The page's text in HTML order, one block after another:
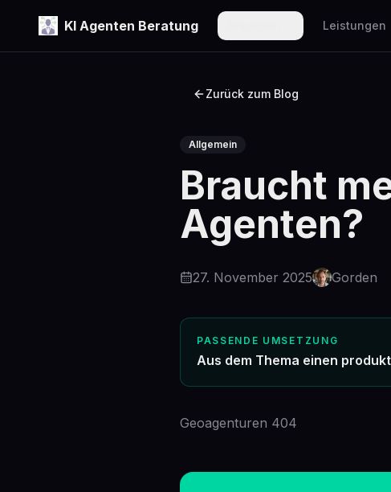
KI Agenten Beratung Leistungen
Zurück zum Blog
Allgemein
Braucht
Agenten?
27. November 2025 Gorden
PASSENDE UMSETZUNG
Aus dem Thema einen
Geoagenturen 404